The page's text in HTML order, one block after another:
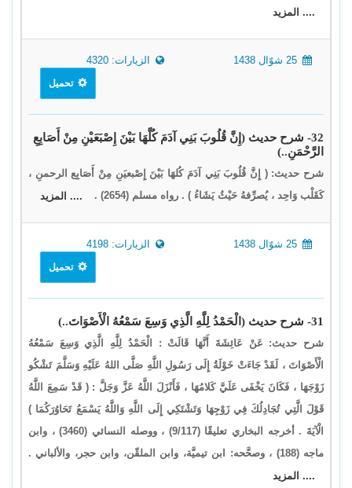
.... المزيد
الزيارات: 4320
تحميل
32- شرح حديث (إِنَّ قُلُوبَ بَنِي آدَمَ كُلَّهَا بَيْنَ إِصْبَعَيْنِ مِنْ أَصَابِعِ
الرَّحْمَنِ..)
شرح حديث: ( إِنَّ قُلُوبَ بَنِي آدَمَ كُلهَا بَيْنَ إِصْبعيَنِ مِنْ أَصَابِع الرحمنِ ،
كَقَلْب وَاحِد ، يُصرِّفهُ حَيْثُ يَشَاءُ ) . رواه مسلم (2654) .
.... المزيد
الزيارات: 4198
تحميل
31- شرح حديث (الْحَمْدُ لِلَّهِ الَّذِي وَسِعَ سَمْعُهُ الْأَصْوَاتَ..)
شرح حديث: عَنْ عَائِشَةَ أَنَّهَا قَالَتْ : الْحَمْدُ لِلَّهِ الَّذِي وَسِعَ سَمْعُهُ
الْأَصْوَاتَ ، لَقَدْ جَاءَتْ خَوْلَةُ إِلَى رَسُولِ اللَّهِ صَلَّى اللهُ عَلَيْهِ وَسَلَّمَ تَشْكُو
زَوْجَهَا ، فَكَانَ يَخْفَى عَلَيَّ كَلامُهَا ، فَأَنْزَلَ اللَّهُ عَزَّ وَجَلَّ : ( قَدْ سَمِعَ اللَّهُ
قَوْلَ الَّتِي تُجَادِلُكَ فِي زَوْجِهَا وَتَشْتَكِي إِلَى اللَّهِ وَاللَّهُ يَسْمَعُ تَحَاوُرَكُمَا )
الْآيَةَ . أخرجه البخاري تعليقًا (9/117) ، ووصله النسائي (3460) ، وابن
ماجه (188) ، وصحَّحه: ابن تيميَّة، وابن الملقّن، وابن حجر، والألباني .
.... المزيد